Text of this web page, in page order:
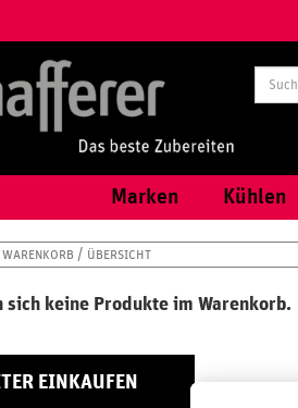
Marken Kühlen
WARENKORB ÜBERSICHT
sich keine Produkte im Warenkorb.
EINKAUFEN